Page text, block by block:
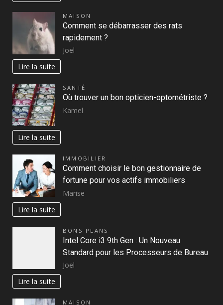
MAISON
Comment se débarrasser des rats
rapidement ?
Joel
Lire la suite
SANTÉ
Où trouver un bon opticien-optométriste ?
Kamel
Lire la suite
IMMOBILIER
Comment choisir le bon gestionnaire de
fortune pour vos actifs immobiliers
Marise
Lire la suite
BONS PLANS
Intel Core i3 9th Gen : Un Nouveau
Standard pour les Processeurs de Bureau
Joel
Lire la suite
MAISON